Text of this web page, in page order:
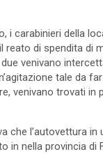
i carabinieri della
reato di spendita di
venivano
tale da
venivano trovati
che l’autovettura
in nella provincia